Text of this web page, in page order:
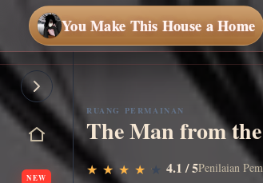
You Make This House a Home
NEW▶Main
RUANG PERMAINAN
The Man from
★
★ ★
★ ★
★ ★
★ ★
★ 4.1 / 5Penilaian